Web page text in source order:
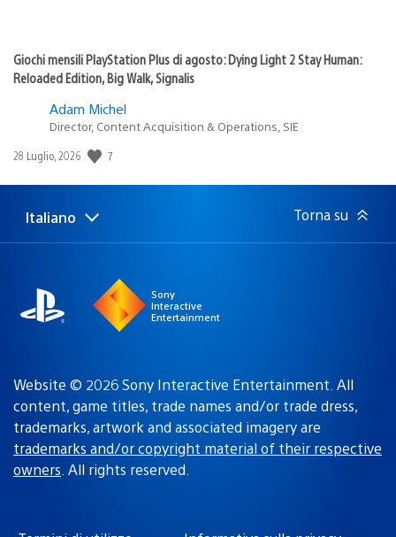
Giochi mensili PlayStation Plus di agosto: Dying Light 2 Stay Human:
Reloaded Edition, Big Walk, Signalis
Adam Michel
Director, Content Acquisition & Operations, SIE
Data
pubblicazione:
28 Luglio, 2026 7
Seleziona
una
Regione
attuale:
Italiano Torna su
Sony
Interactive
Entertainment
Website © 2026 Sony Interactive Entertainment. All
content, game titles, trade names and/or trade dress,
trademarks, artwork and associated imagery are
trademarks and/or copyright material of their respective
owners. All rights reserved.